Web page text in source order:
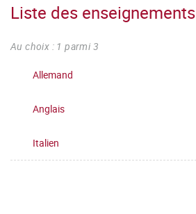
Liste des enseignements
Au choix : 1 parmi 3
Allemand
Anglais
Italien